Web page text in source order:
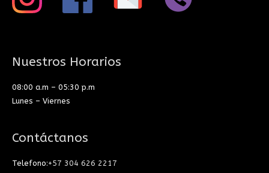
Nuestros Horarios
08:00 a.m – 05:30 p.m
Lunes – Viernes
Contáctanos
Telefono:+57 304 626 2217